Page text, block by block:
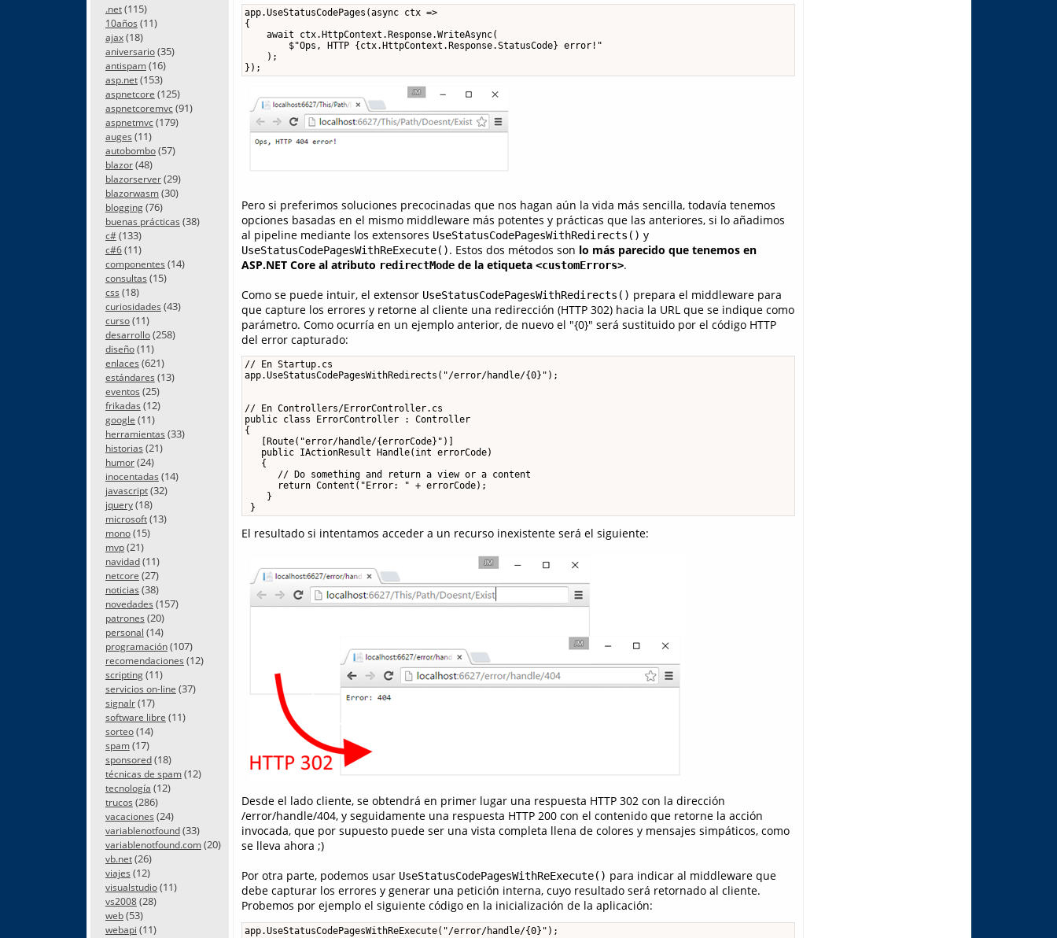
.net(115)
10años (11)
ajax(18)
aniversario(35)
antispam(16)
asp.net(153)
aspnetcore (125)
aspnetcoremvc(91)
aspnetmvc(179)
auges (11)
autobombo(57)
blazor(48)
blazorserver(29)
blazorwasm(30)
blogging(76)
buenas prácticas (38)
c#(133)
c#6(11)
componentes (14)
consultas (15)
css (18)
curiosidades (43)
curso(11)
desarrollo(258)
diseño(11)
enlaces (621)
estándares (13)
eventos (25)
frikadas (12)
google (11)
herramientas (33)
historias (21)
humor(24)
inocentadas (14)
javascript(32)
jquery(18)
microsoft(13)
mono(15)
mvp(21)
navidad(11)
netcore (27)
noticias (38)
novedades (157)
patrones (20)
personal (14)
programación(107)
recomendaciones (12)
scripting(11)
servicios on-line (37)
signalr(17)
software libre (11)
sorteo(14)
spam(17)
sponsored(18)
técnicas de spam(12)
tecnología (12)
trucos (286)
vacaciones (24)
variablenotfound(33)
variablenotfound.com(20)
vb.net(26)
viajes (12)
visualstudio(11)
vs2008(28)
web(53)
webapi (11)
app.UseStatusCodePages(async ctx =>
{
    await ctx.HttpContext.Response.WriteAsync(
        $"Ops, HTTP {ctx.HttpContext.Response.StatusCode} error!"
    );
});
Pero si preferimos soluciones precocinadas que nos hagan aún la vida más sencilla, todavía tenemos
opciones basadas en el mismo middleware más potentes y prácticas que las anteriores, si lo añadimos
al pipeline mediante los extensores UseStatusCodePagesWithRedirects() y
UseStatusCodePagesWithReExecute(). Estos dos métodos son lo más parecido que tenemos en
ASP.NET Core al atributo redirectModede la etiqueta <customErrors>.
Como se puede intuir, el extensor UseStatusCodePagesWithRedirects() prepara el middleware para
que capture los errores y retorne al cliente una redirección (HTTP 302) hacia la URL que se indique como
parámetro. Como ocurría en un ejemplo anterior, de nuevo el "{0}" será sustituido por el código HTTP
del error capturado:
// En Startup.cs
app.UseStatusCodePagesWithRedirects("/error/handle/{0}");
// En Controllers/ErrorController.cs
public class ErrorController : Controller
{
   [Route("error/handle/{errorCode}")]
   public IActionResult Handle(int errorCode)
   {
      // Do something and return a view or a content
      return Content("Error: " + errorCode);
    }
}
El resultado si intentamos acceder a un recurso inexistente será el siguiente:
Desde el lado cliente, se obtendrá en primer lugar una respuesta HTTP 302 con la dirección
/error/handle/404, y seguidamente una respuesta HTTP 200 con el contenido que retorne la acción
invocada, que por supuesto puede ser una vista completa llena de colores y mensajes simpáticos, como
se lleva ahora ;)
Por otra parte, podemos usar UseStatusCodePagesWithReExecute() para indicar al middleware que
debe capturar los errores y generar una petición interna, cuyo resultado será retornado al cliente.
Probemos por ejemplo el siguiente código en la inicialización de la aplicación:
app.UseStatusCodePagesWithReExecute("/error/handle/{0}");